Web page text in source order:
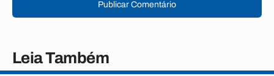
Publicar Comentário
Leia Também